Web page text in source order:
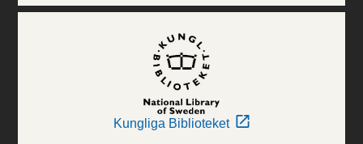
Kungliga Biblioteket